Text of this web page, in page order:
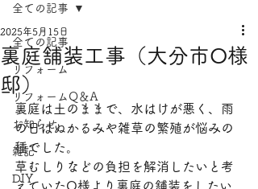
ふるさとリフォーム工務店
​〒870-0322 大分県大分市恵比寿町10-14
電話：097-507-4042
メール： 7597mook@jcom.zaq.ne.jp
全ての記事
リフォーム
リフォームQ＆A
お知らせ
雑記
DIY
全ての記事
裏庭舗装工事（大分市O様
邸）
2025年5月15日
裏庭は土のままで、水はけが悪く、雨
の日はぬかるみや雑草の繁殖が悩みの
種でした。
草むしりなどの負担を解消したいと考
えていたO様より裏庭の舗装をしたい